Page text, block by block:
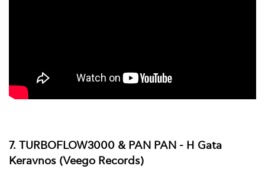
7. TURBOFLOW3000 & PAN PAN - Η Gata
Keravnos (Veego Records)